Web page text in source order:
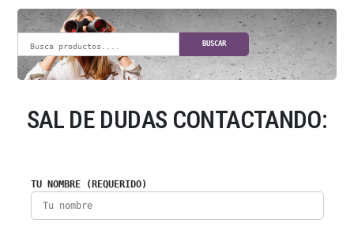
BUSCAR
SAL DE DUDAS CONTACTANDO:
TU NOMBRE (REQUERIDO)